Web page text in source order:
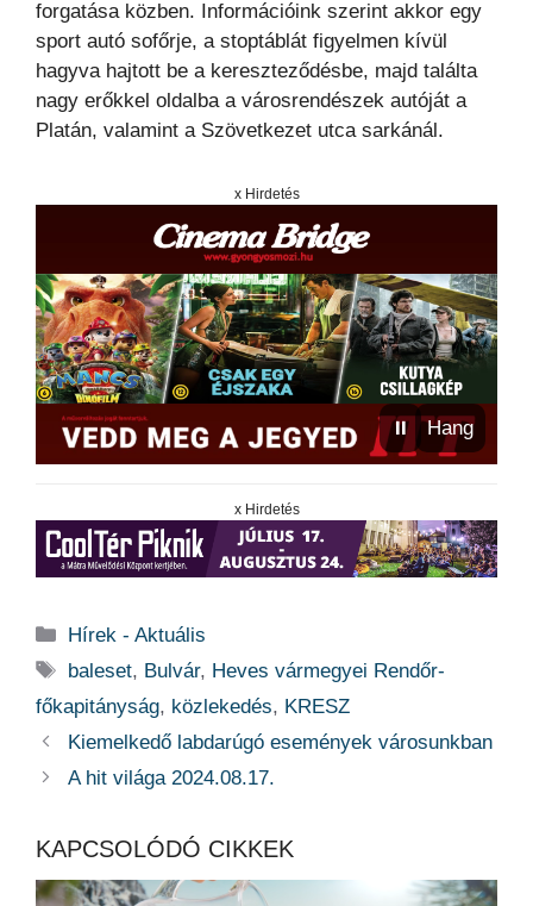
forgatása közben. Információink szerint akkor egy
sport autó sofőrje, a stoptáblát figyelmen kívül
hagyva hajtott be a kereszteződésbe, majd találta
nagy erőkkel oldalba a városrendészek autóját a
Platán, valamint a Szövetkezet utca sarkánál.
x Hirdetés
⏸ Hang
x Hirdetés
Kategória
Hírek - Aktuális
Címkék
baleset, Bulvár, Heves vármegyei Rendőr-
főkapitányság, közlekedés, KRESZ
Kiemelkedő labdarúgó események városunkban
A hit világa 2024.08.17.
KAPCSOLÓDÓ CIKKEK